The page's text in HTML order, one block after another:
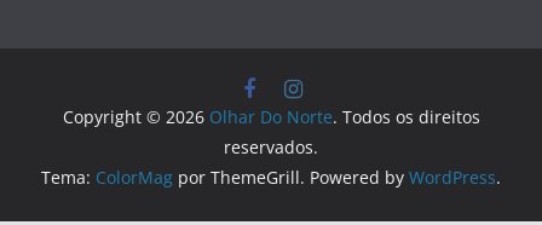
Copyright © 2026 Olhar Do Norte. Todos os direitos
reservados.
Tema: ColorMag por ThemeGrill. Powered by WordPress.